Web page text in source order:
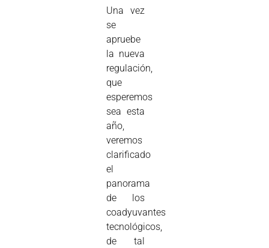
Una vez
se
apruebe
la nueva
regulación,
que
esperemos
sea esta
año,
veremos
clarificado
el
panorama
de los
coadyuvantes
tecnológicos,
de tal